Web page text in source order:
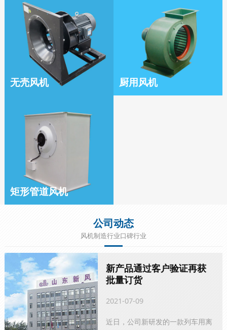
无壳风机 厨用风机
矩形管道风机
公司动态
风机制造行业口碑行业
新产品通过客户验证再获
批量订货
2021-07-09
近日，公司新研发的一款列车用离